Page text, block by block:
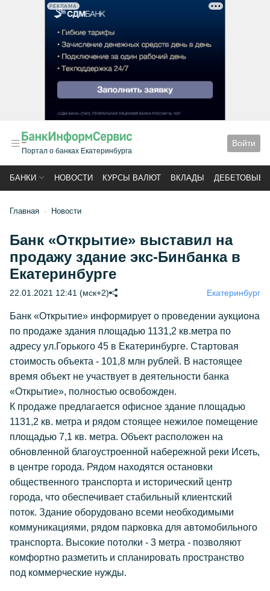
РЕКЛАМА
Портал о банках Екатеринбурга
Войти
БАНКИ НОВОСТИ КУРСЫ ВАЛЮТ ВКЛАДЫ ДЕБЕТОВЫЕ
Главная Новости
Банк «Открытие» выставил на
продажу здание экс-Бинбанка в
Екатеринбурге
22.01.2021 12:41 (мск+2) Екатеринбург
Банк «Открытие» информирует о проведении аукциона
по продаже здания площадью 1131,2 кв.метра по
адресу ул.Горького 45 в Екатеринбурге. Стартовая
стоимость объекта - 101,8 млн рублей. В настоящее
время объект не участвует в деятельности банка
«Открытие», полностью освобожден.
К продаже предлагается офисное здание площадью
1131,2 кв. метра и рядом стоящее нежилое помещение
площадью 7,1 кв. метра. Объект расположен на
обновленной благоустроенной набережной реки Исеть,
в центре города. Рядом находятся остановки
общественного транспорта и исторический центр
города, что обеспечивает стабильный клиентский
поток. Здание оборудовано всеми необходимыми
коммуникациями, рядом парковка для автомобильного
транспорта. Высокие потолки - 3 метра - позволяют
комфортно разметить и спланировать пространство
под коммерческие нужды.